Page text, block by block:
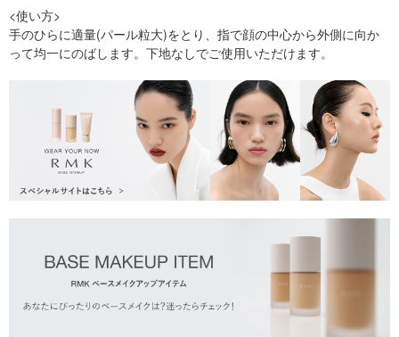
<使い方>
手のひらに適量(パール粒大)をとり、指で顔の中心から外側に向か
って均一にのばします。下地なしでご使用いただけます。